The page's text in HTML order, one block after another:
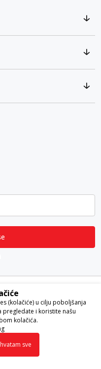
proizvoda, prikazu slika i
su sve informacije kompletne i
su deo naše ponude i ne
u svakom trenutku.
(kolačiće) u cilju poboljšanja
pregledate i koristite našu
kolačića.
sve